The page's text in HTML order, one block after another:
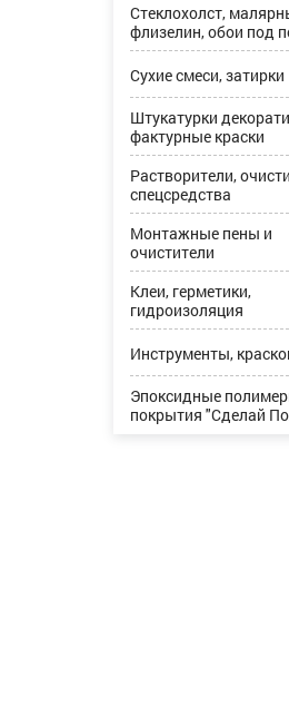
Стеклохолст,
флизелин, обои под
Сухие смеси, затирки
Штукатурки
фактурные краски
Растворители,
спецсредства
Монтажные пены и
очистители
Клеи, герметики,
гидроизоляция
Инструменты,
Эпоксидные
покрытия "Сделай